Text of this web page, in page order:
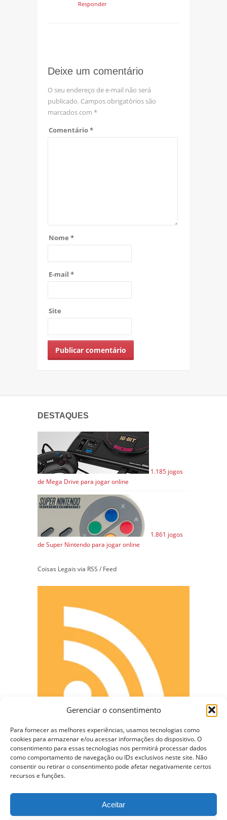
Gerenciar o consentimento
Para fornecer as melhores experiências, usamos tecnologias como
cookies para armazenar e/ou acessar informações do dispositivo. O
consentimento para essas tecnologias nos permitirá processar dados
como comportamento de navegação ou IDs exclusivos neste site. Não
consentir ou retirar o consentimento pode afetar negativamente certos
recursos e funções.
Aceitar
Responder
Deixe um comentário
O seu endereço de e-mail não será
publicado. Campos obrigatórios são
marcados com *
Comentário*
Nome *
E-mail *
Site
DESTAQUES
1.185 jogos
de Mega Drive para jogar online
1.861 jogos
de Super Nintendo para jogar online
Coisas Legais via RSS / Feed
CONECTE-SE